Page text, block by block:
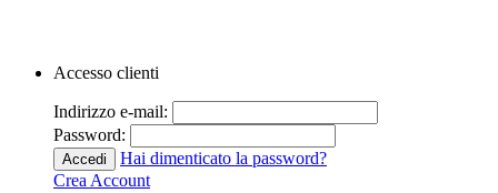
Accesso clienti
Indirizzo e-mail:
Password:
Hai dimenticato la password?
Crea Account